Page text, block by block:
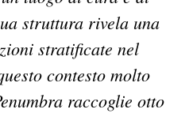
struttura rivela una
stratificate nel
contesto molto
raccoglie otto